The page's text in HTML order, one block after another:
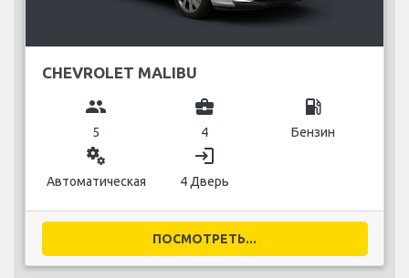
CHEVROLET MALIBU
group
5
business_center
4
local_gas_station
Бензин
miscellaneous_services
Автоматическая
login
4 Дверь
ПОСМОТРЕТЬ...